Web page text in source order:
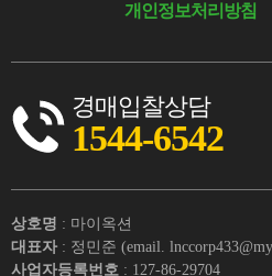
개인정보처리방침
경매입찰상담
1544-6542
상호명 : 마이옥션
대표자 : 정민준 (email.
사업자등록번호 : 127-86-29704